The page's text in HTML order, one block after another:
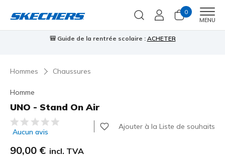
0
MENU
🎒 Guide de la rentrée scolaire : ACHETER
Hommes Chaussures
Homme
UNO - Stand On Air
Évaluation client 3,5 sur 5
Aucun avis
Ajouter à la Liste de souhaits
90,00 € incl. TVA